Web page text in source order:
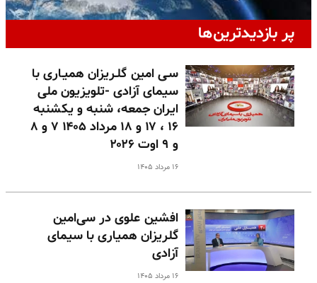
پر بازدیدترین‌ها
سـی امین گلـریزان همیـاری با
سیمای آزادی -تلویزیون ملی
ایران جمعه، شنبه و یکشنبه
۱۶ ، ۱۷ و ۱۸ مرداد ۱۴۰۵ ۷ و ۸
و ۹ اوت ۲۰۲۶
۱۶ مرداد ۱۴۰۵
افشین علوی در سی‌امین
گلریزان همیاری با سیمای
آزادی
۱۶ مرداد ۱۴۰۵